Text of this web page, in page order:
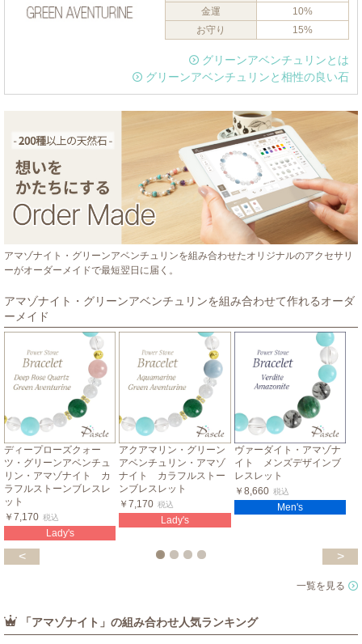
金運
10%
お守り
15%
グリーンアベンチュリンとは
グリーンアベンチュリンと相性の良い石
アマゾナイト・グリーンアベンチュリンを組み合わせたオリジナルのアクセサリ
ーがオーダーメイドで最短翌日に届く。
アマゾナイト・グリーンアベンチュリンを組み合わせて作れるオーダ
ーメイド
ディープローズクォー
ツ・グリーンアベンチュ
リン・アマゾナイト カ
ラフルストーンブレスレ
ット
￥7,170 税込
Lady's
アクアマリン・グリーン
アベンチュリン・アマゾ
ナイト カラフルストー
ンブレスレット
￥7,170 税込
Lady's
ヴァーダイト・アマゾナ
イト メンズデザインブ
レスレット
￥8,660 税込
Men's
< >
一覧を見る
「アマゾナイト」の組み合わせ人気ランキング